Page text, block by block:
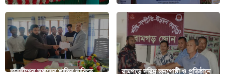
ছাত্রলীগের সন্ত্রাসের শাস্তির দাবিতে
রামগড়ে দরিদ্র জনগোষ্ঠী ও প্রতিষ্ঠানে